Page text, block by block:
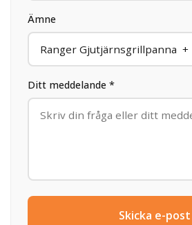
Ämne
Ditt meddelande *
Skicka e-post